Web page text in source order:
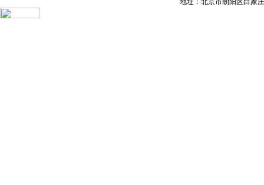
地址：北京市朝阳区白家